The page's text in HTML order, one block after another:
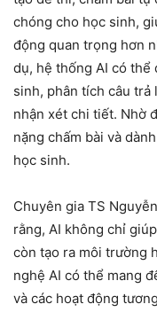
chóng cho học sinh,
động quan trọng hơn
dụ, hệ thống AI có thể
sinh, phân tích câu trả
nhận xét chi tiết. Nhờ
nặng chấm bài và
học sinh.
Chuyên gia TS
rằng, AI không chỉ
còn tạo ra môi trường
nghệ AI có thể mang
và các hoạt động